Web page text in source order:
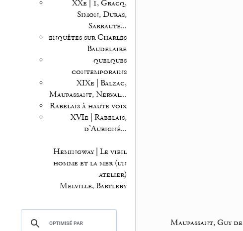
XXe | 1, Gracq,
Simon, Duras,
Sarraute...
enquêtes sur Charles
Baudelaire
quelques
contemporains
XIXe | Balzac,
Maupassant, Nerval...
Rabelais à haute voix
XVIe | Rabelais,
d’Aubigné...
Hemingway | Le vieil
homme et la mer (un
atelier)
Melville, Bartleby
Maupassant, Guy de